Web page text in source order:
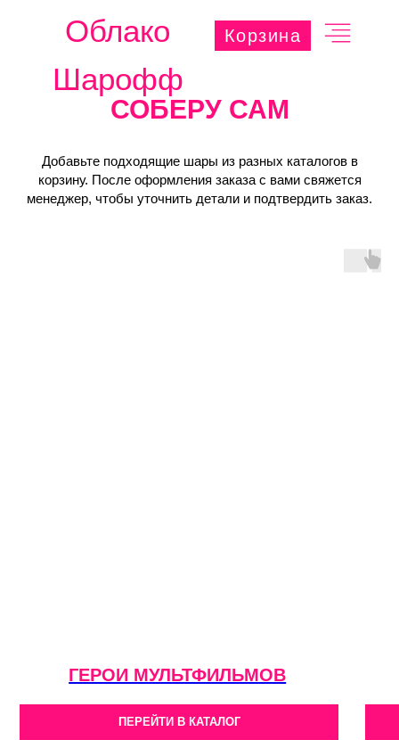
Облако
Шарофф
Корзина
СОБЕРУ САМ
Добавьте подходящие шары из разных каталогов в
корзину. После оформления заказа с вами свяжется
менеджер, чтобы уточнить детали и подтвердить заказ.
ГЕРОИ МУЛЬТФИЛЬМОВ
ПЕРЕЙТИ В КАТАЛОГ